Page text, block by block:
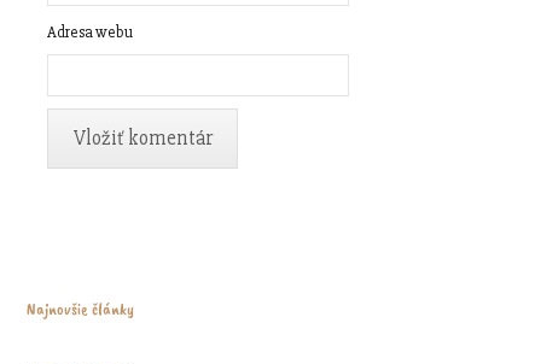
Adresa webu
Najnovšie články